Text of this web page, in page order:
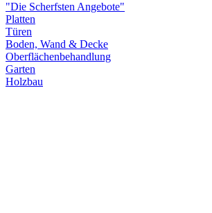
"Die Scherfsten Angebote"
Platten
Türen
Boden, Wand & Decke
Oberflächenbehandlung
Garten
Holzbau